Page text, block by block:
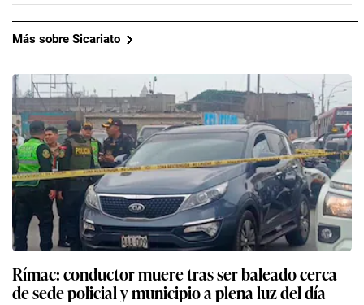
Más sobre Sicariato
Rímac: conductor muere tras ser baleado cerca
de sede policial y municipio a plena luz del día